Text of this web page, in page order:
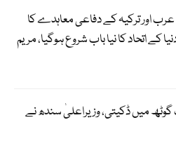
اور ترکیہ کے دفاعی معاہدے کا
کے اتحاد کا نیا باب شروع ہوگیا، مریم
میں ڈکیتی، وزیراعلیٰ سندھ نے